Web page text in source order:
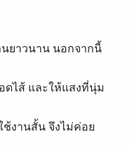
นยาวนาน นอกจากนี้
ดไส้ และให้แสงที่นุ่ม
งานสั้น จึงไม่ค่อย